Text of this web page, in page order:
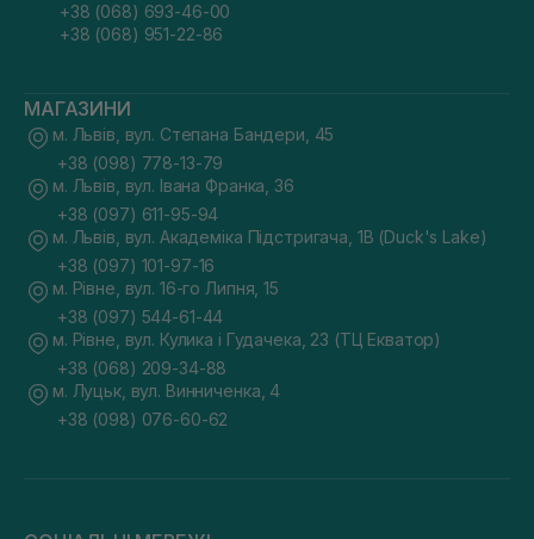
+38 (068) 693-46-00
+38 (068) 951-22-86
МАГАЗИНИ
м. Львів, вул. Степана Бандери, 45
+38 (098) 778-13-79
м. Львів, вул. Івана Франка, 36
+38 (097) 611-95-94
м. Львів, вул. Академіка Підстригача, 1В (Duck's Lake)
+38 (097) 101-97-16
м. Рівне, вул. 16-го Липня, 15
+38 (097) 544-61-44
м. Рівне, вул. Кулика і Гудачека, 23 (ТЦ Екватор)
+38 (068) 209-34-88
м. Луцьк, вул. Винниченка, 4
+38 (098) 076-60-62